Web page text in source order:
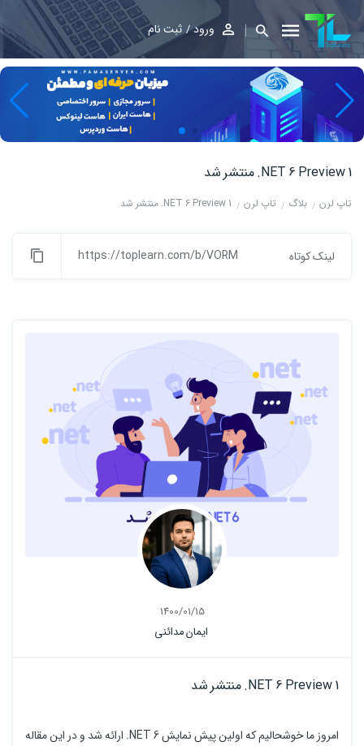
ورود ثبت نام
NET 6 Preview 1. منتشر شد
تاپ لرن بلاگ تاپ لرن NET 6 Preview 1. منتشر شد
لینک کوتاه https://toplearn.com/b/VORM
1400/01/15
ایمان مدائنی
NET 6 Preview 1. منتشر شد
امروز ما خوشحالیم که اولین پیش نمایش NET 6. ارائه شد و‌ در این مقاله